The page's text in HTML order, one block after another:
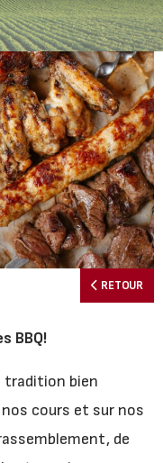
RETOUR
BBQ!
tradition bien
cours et sur nos
de